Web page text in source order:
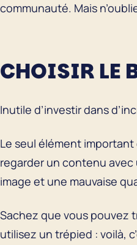
communauté. Mais
CHOISIR LE
Inutile d’investir dans
Le seul élément important
regarder un contenu avec
image et une mauvaise
Sachez que vous pouvez
utilisez un trépied : voilà,